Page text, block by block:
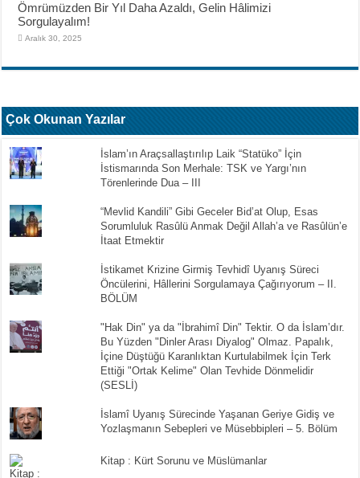
Ömrümüzden Bir Yıl Daha Azaldı, Gelin Hâlimizi
Sorgulayalım!
Aralık 30, 2025
Çok Okunan Yazılar
İslam’ın Araçsallaştırılıp Laik “Statüko” İçin
İstismarında Son Merhale: TSK ve Yargı’nın
Törenlerinde Dua – III
“Mevlid Kandili” Gibi Geceler Bid’at Olup, Esas
Sorumluluk Rasûlü Anmak Değil Allah’a ve Rasûlün’e
İtaat Etmektir
İstikamet Krizine Girmiş Tevhidî Uyanış Süreci
Öncülerini, Hâllerini Sorgulamaya Çağırıyorum – II.
BÖLÜM
"Hak Din" ya da "İbrahimî Din" Tektir. O da İslam’dır.
Bu Yüzden "Dinler Arası Diyalog" Olmaz. Papalık,
İçine Düştüğü Karanlıktan Kurtulabilmek İçin Terk
Ettiği "Ortak Kelime" Olan Tevhide Dönmelidir
(SESLİ)
İslamî Uyanış Sürecinde Yaşanan Geriye Gidiş ve
Yozlaşmanın Sebepleri ve Müsebbipleri – 5. Bölüm
Kitap : Kürt Sorunu ve Müslümanlar